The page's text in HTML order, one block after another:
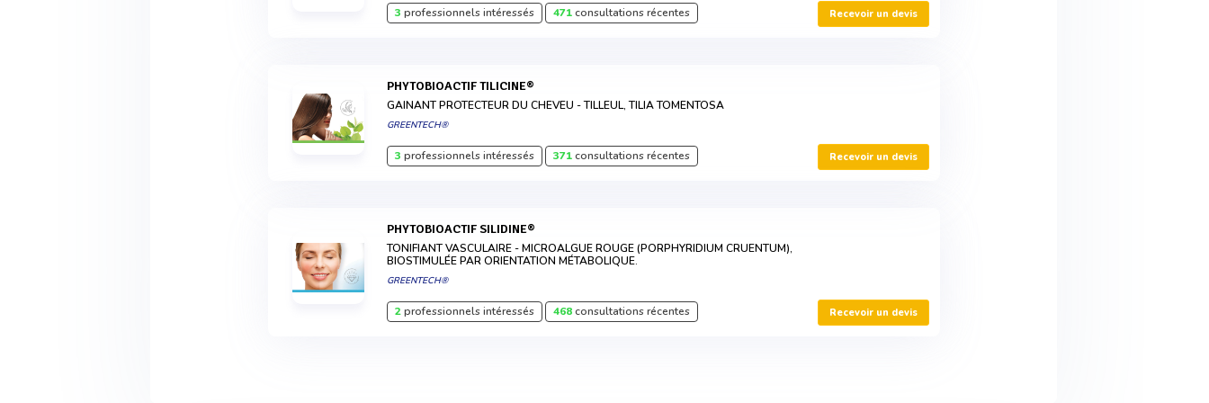
3 professionnels intéressés 471consultations récentes Recevoir un devis
PHYTOBIOACTIF TILICINE®
GAINANT PROTECTEUR DU CHEVEU - TILLEUL, TILIA TOMENTOSA
GREENTECH®
3 professionnels intéressés 371consultations récentes Recevoir un devis
PHYTOBIOACTIF SILIDINE®
TONIFIANT VASCULAIRE - MICROALGUE ROUGE (PORPHYRIDIUM CRUENTUM),
BIOSTIMULÉE PAR ORIENTATION MÉTABOLIQUE.
GREENTECH®
2professionnels intéressés 468consultations récentes Recevoir un devis